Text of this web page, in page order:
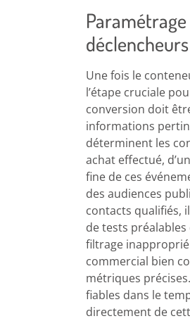
déclencheurs
Une fois le
l’étape cruciale
conversion doit
informations
déterminent les
achat effectué,
fine de ces
des audiences
contacts qualifiés,
de tests
filtrage
commercial bien
métriques
fiables dans le
directement de